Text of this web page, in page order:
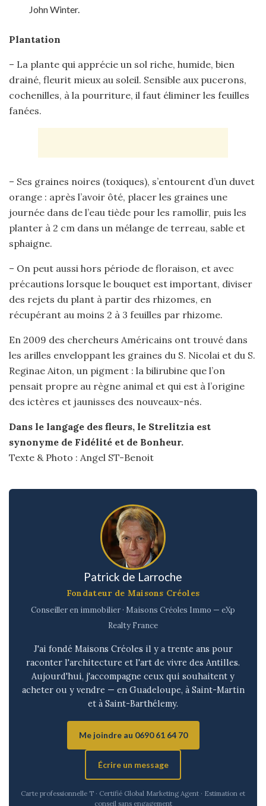
John Winter.
Plantation
– La plante qui apprécie un sol riche, humide, bien
drainé, fleurit mieux au soleil. Sensible aux pucerons,
cochenilles, à la pourriture, il faut éliminer les feuilles
fanées.
– Ses graines noires (toxiques), s’entourent d’un duvet
orange : après l’avoir ôté, placer les graines une
journée dans de l’eau tiède pour les ramollir, puis les
planter à 2 cm dans un mélange de terreau, sable et
sphaigne.
– On peut aussi hors période de floraison, et avec
précautions lorsque le bouquet est important, diviser
des rejets du plant à partir des rhizomes, en
récupérant au moins 2 à 3 feuilles par rhizome.
En 2009 des chercheurs Américains ont trouvé dans
les arilles enveloppant les graines du S. Nicolai et du S.
Reginae Aiton, un pigment : la bilirubine que l’on
pensait propre au règne animal et qui est à l’origine
des ictères et jaunisses des nouveaux-nés.
Dans le langage des fleurs, le Strelitzia est
synonyme de Fidélité et de Bonheur.
Texte & Photo : Angel ST-Benoit
Patrick de Larroche
Fondateur de Maisons Créoles
Conseiller en immobilier · Maisons Créoles Immo — eXp
Realty France
J'ai fondé Maisons Créoles il y a trente ans pour
raconter l'architecture et l'art de vivre des Antilles.
Aujourd'hui, j'accompagne ceux qui souhaitent y
acheter ou y vendre — en Guadeloupe, à Saint-Martin
et à Saint-Barthélemy.
Me joindre au 0690 61 64 70
Écrire un message
Carte professionnelle T · Certifié Global Marketing Agent · Estimation et
conseil sans engagement